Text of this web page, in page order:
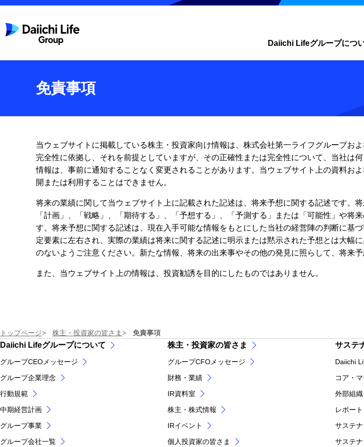
Daiichi Lifeグループにつ
サイト内検索を開く
免責事項
当ウェブサイトに掲載している株主・投資家向け情報は、株式会社第一ライフグループお
完全性に依拠し、それを前提としていますが、その正確性または完全性について、当社は
情報は、事前に通知することなく変更されることがあります。当ウェブサイト上の資料お
開または利用することはできません。
将来の業績に関して当ウェブサイト上に記載された記述は、将来予想に関する記述です。
「計画」、「戦略」、「期待する」、「予想する」、「予測する」または「可能性」や将
す。将来予想に関する記述は、現在入手可能な情報をもとにした当社の経営陣の判断に基
定要素に左右され、実際の業績は将来に関する記述に明示または黙示された予想とは大幅
のないようご注意ください。新たな情報、将来の出来事やその他の発見に照らして、将来
また、当ウェブサイト上の情報は、投資勧誘を目的にしたものではありません。
トップページ 株主・投資家の皆さま 免責事項
Daiichi Lifeグループについて
グループCEOメッセージ
グループ企業理念
行動規範
中期経営計画
グループ事業
グループ会社一覧
株主・投資家の皆さま
グループCFOメッセージ
財務・業績
IR資料室
株主・株式情報
IRイベント
個人投資家の皆さま
サステ
Daiichi
コア・
外部組
レポー
サステ
サステ